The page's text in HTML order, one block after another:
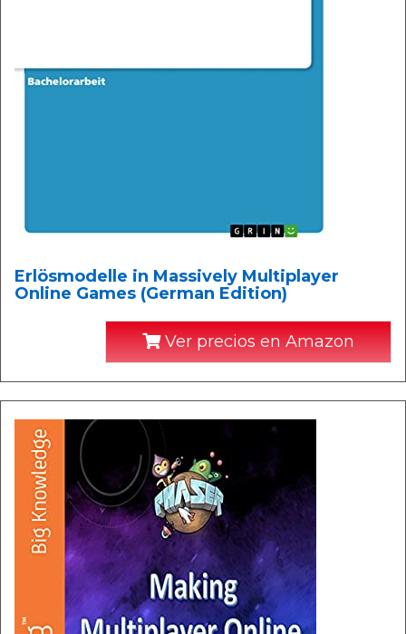
Erlösmodelle in Massively Multiplayer
Online Games (German Edition)
Ver precios en Amazon